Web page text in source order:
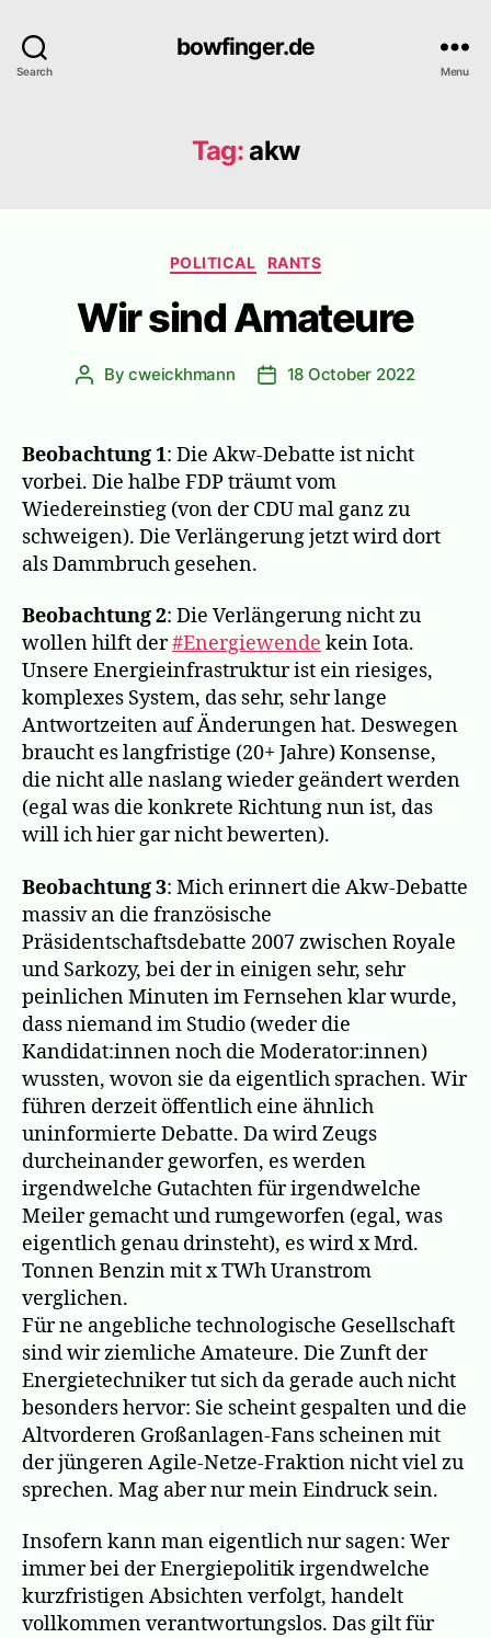
Search
bowfinger.de
Menu
Tag:akw
Categories
POLITICAL RANTS
Wir sind Amateure
PostBycweickhmann
Post18 October 2022
Beobachtung 1: Die Akw-Debatte ist nicht
vorbei. Die halbe FDP träumt vom
Wiedereinstieg (von der CDU mal ganz zu
schweigen). Die Verlängerung jetzt wird dort
als Dammbruch gesehen.
Beobachtung 2: Die Verlängerung nicht zu
wollen hilft der#Energiewende kein Iota.
Unsere Energieinfrastruktur ist ein riesiges,
komplexes System, das sehr, sehr lange
Antwortzeiten auf Änderungen hat. Deswegen
braucht es langfristige (20+ Jahre) Konsense,
die nicht alle naslang wieder geändert werden
(egal was die konkrete Richtung nun ist, das
will ich hier gar nicht bewerten).
Beobachtung 3: Mich erinnert die Akw-Debatte
massiv an die französische
Präsidentschaftsdebatte 2007 zwischen Royale
und Sarkozy, bei der in einigen sehr, sehr
peinlichen Minuten im Fernsehen klar wurde,
dass niemand im Studio (weder die
Kandidat:innen noch die Moderator:innen)
wussten, wovon sie da eigentlich sprachen. Wir
führen derzeit öffentlich eine ähnlich
uninformierte Debatte. Da wird Zeugs
durcheinander geworfen, es werden
irgendwelche Gutachten für irgendwelche
Meiler gemacht und rumgeworfen (egal, was
eigentlich genau drinsteht), es wird x Mrd.
Tonnen Benzin mit x TWh Uranstrom
verglichen.
Für ne angebliche technologische Gesellschaft
sind wir ziemliche Amateure. Die Zunft der
Energietechniker tut sich da gerade auch nicht
besonders hervor: Sie scheint gespalten und die
Altvorderen Großanlagen-Fans scheinen mit
der jüngeren Agile-Netze-Fraktion nicht viel zu
sprechen. Mag aber nur mein Eindruck sein.
Insofern kann man eigentlich nur sagen: Wer
immer bei der Energiepolitik irgendwelche
kurzfristigen Absichten verfolgt, handelt
vollkommen verantwortungslos. Das gilt für